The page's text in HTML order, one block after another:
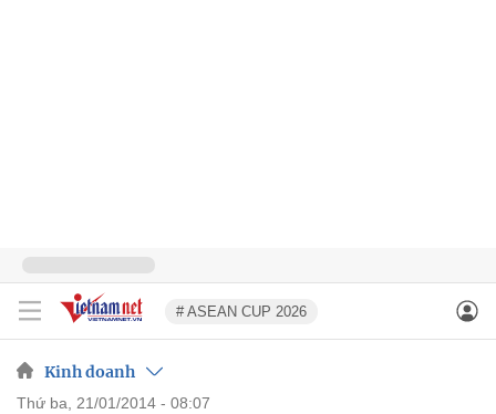
# ASEAN CUP 2026
Kinh doanh
thứ ba, 21/01/2014 - 08:07